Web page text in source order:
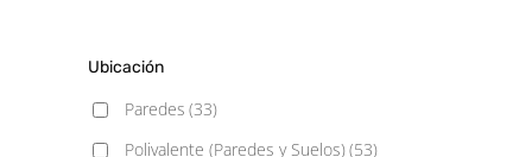
Ubicación
Paredes (33)
Polivalente (Paredes y Suelos)(53)